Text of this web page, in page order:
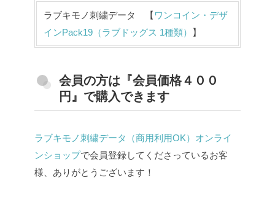
ラブキモノ刺繍データ 【 ワンコイン・デザ
インPack19（ラブドッグス 1種類）
】
会員の方は『会員価格４００
円』で購入できます
ラブキモノ刺繍データ（商用利用OK）オンライ
ンショップで会員登録してくださっているお客
様、ありがとうございます！